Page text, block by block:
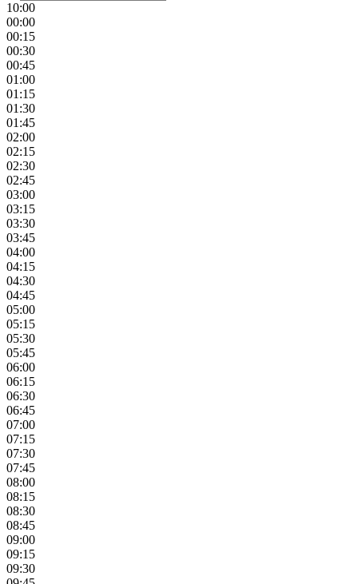
10:00
00:00
00:15
00:30
00:45
01:00
01:15
01:30
01:45
02:00
02:15
02:30
02:45
03:00
03:15
03:30
03:45
04:00
04:15
04:30
04:45
05:00
05:15
05:30
05:45
06:00
06:15
06:30
06:45
07:00
07:15
07:30
07:45
08:00
08:15
08:30
08:45
09:00
09:15
09:30